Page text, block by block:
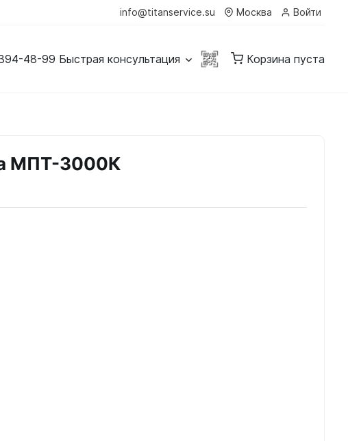
info@titanservice.su Москва Войти
48-99 Быстрая консультация Корзина пуста
МПТ-3000К